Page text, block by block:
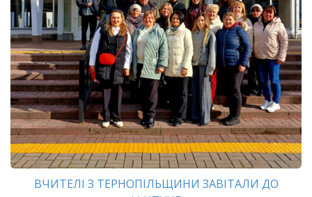
ВЧИТЕЛІ З ТЕРНОПІЛЬЩИНИ ЗАВІТАЛИ ДО